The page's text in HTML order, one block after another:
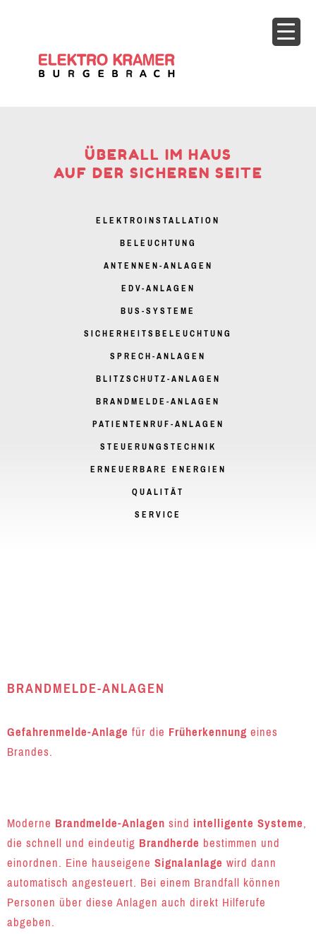
ÜBERALL IM HAUS
AUF DER SICHEREN SEITE
ELEKTROINSTALLATION
BELEUCHTUNG
ANTENNEN-ANLAGEN
EDV-ANLAGEN
BUS-SYSTEME
SICHERHEITSBELEUCHTUNG
SPRECH-ANLAGEN
BLITZSCHUTZ-ANLAGEN
BRANDMELDE-ANLAGEN
PATIENTENRUF-ANLAGEN
STEUERUNGSTECHNIK
ERNEUERBARE ENERGIEN
QUALITÄT
SERVICE
BRANDMELDE-ANLAGEN
Gefahrenmelde-Anlage für die Früherkennungeines
Brandes.
Moderne Brandmelde-Anlagensind intelligente Systeme,
die schnell und eindeutig Brandherde bestimmen und
einordnen. Eine hauseigene Signalanlage wird dann
automatisch angesteuert. Bei einem Brandfall können
Personen über diese Anlagen auch direkt Hilferufe
abgeben.